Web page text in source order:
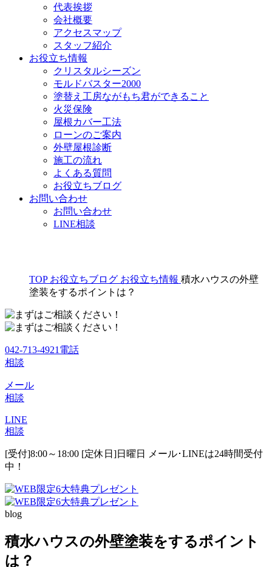
代表挨拶
会社概要
アクセスマップ
スタッフ紹介
お役立ち情報
クリスタルシーズン
モルドバスター2000
塗替え工房ながもち君ができること
火災保険
屋根カバー工法
ローンのご案内
外壁屋根診断
施工の流れ
よくある質問
お役立ちブログ
お問い合わせ
お問い合わせ
LINE相談
TOP お役立ちブログ お役立ち情報 積水ハウスの外壁
塗装をするポイントは？
042-713-4921 電話
相談
メール
相談
LINE
相談
[受付]8:00～18:00 [定休日]日曜日
メール･LINEは24時間受付
中！
blog
積水ハウスの外壁塗装をするポイント
は？